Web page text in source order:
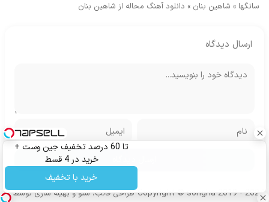
سانگها » شاهین بنان » دانلود آهنگ محاله از شاهین بنان
ارسال دیدگاه
تا 60 درصد تخفیف جین وست +
خرید در 4 قسط
خرید با تخفیف
Copyright © songha 2019 - 2024 طراحی قالب، سئو و بهینه سازی توسط